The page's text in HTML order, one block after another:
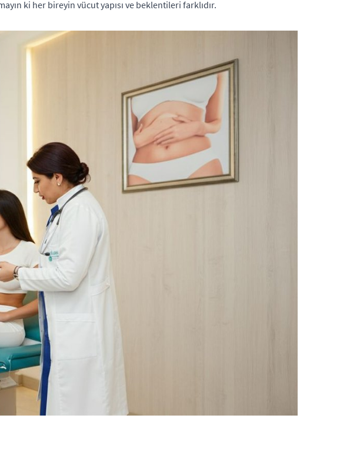
ki her bireyin vücut yapısı ve beklentileri farklıdır.